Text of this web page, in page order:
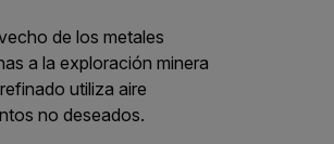
de los metales
a la exploración minera
utiliza aire
no deseados.